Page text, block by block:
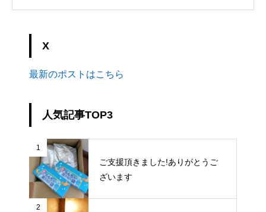
X
最新のポストはこちら
人気記事TOP3
1
ご支援頂きました!ありがとうご
ざいます
2